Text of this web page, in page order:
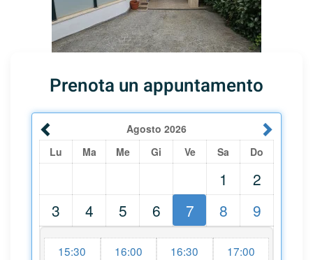
Prenota un appuntamento
Agosto 2026
Lu
Ma Me Gi Ve Sa Do
1
2
3
4 5 6 7 8 9
15:30 16:00 16:30
17:00